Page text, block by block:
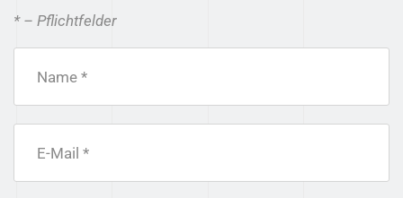
* – Pflichtfelder
Name *
E-Mail *